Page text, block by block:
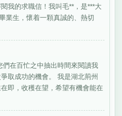
我的求職信！我叫毛**，是***大
業生，懷着一顆真誠的、熱切
們在百忙之中抽出時間來閱讀我
取成功的機會。 我是湖北荊州
即，收穫在望，希望有機會能在